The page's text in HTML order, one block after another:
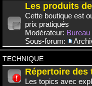
Les produits
Cette boutique est
prix pratiqués
Modérateur: Bureau
Sous-forum:
TECHNIQUE
Répertoire
Les topics avec